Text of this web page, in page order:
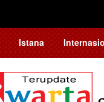
Istana